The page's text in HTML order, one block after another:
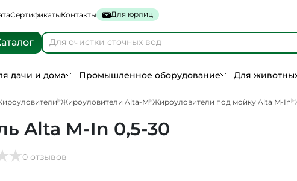
СертификатыКонтакты Для юрлиц
дачи и дома Промышленное оборудование Для
Жироуловители Alta-M Жироуловители под мойку Alta M-In
Alta M-In 0,5-30
0 отзывов